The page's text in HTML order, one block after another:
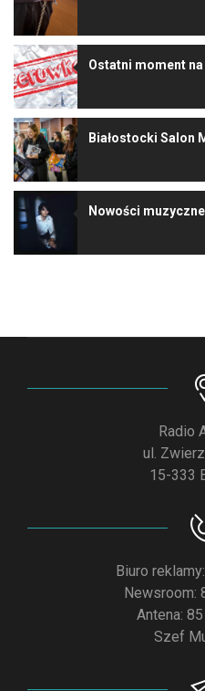
Ostatni moment
Białostocki Salon
Nowości
Radio
ul.
15-333
Biuro
Newsroom:
Antena:
Szef